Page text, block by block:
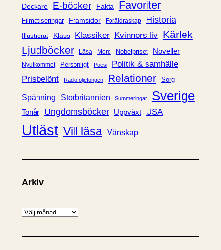
Deckare E-böcker Fakta Favoriter
Filmatiseringar Framsidor Föräldraskap Historia
Illustrerat Klass Klassiker Kvinnors liv Kärlek
Ljudböcker
Läsa Mord Nobelpriset Noveller
Nyutkommet Personligt Poesi
Politik & samhälle
Prisbelönt
Radioföljetongen Relationer Sorg
Spänning Storbritannien Summeringar Sverige
Tonår Ungdomsböcker Uppväxt USA
Utläst Vill läsa Vänskap
Arkiv
A
k